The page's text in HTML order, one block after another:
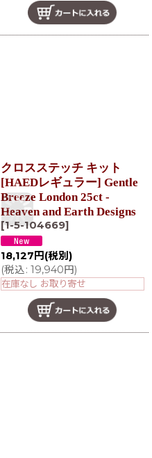
クロスステッチ キット
[HAEDレギュラー] Gentle
Breeze London 25ct -
Heaven and Earth Designs
[1-5-104669]
18,127 円 (税別)
(税込: 19,940円)
在庫なし お取り寄せ